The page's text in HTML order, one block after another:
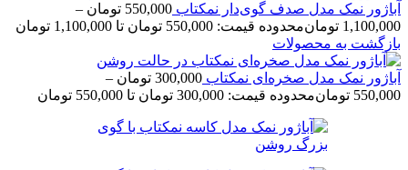
آباژور نمک مدل صدف گوی‌دار نمکتاب 550,000 تومان –
1,100,000 تومانمحدوده قیمت: 550,000 تومان تا 1,100,000 تومان
بازگشت به محصولات
آباژور نمک مدل صخره‌ای نمکتاب 300,000 تومان –
550,000 تومانمحدوده قیمت: 300,000 تومان تا 550,000 تومان